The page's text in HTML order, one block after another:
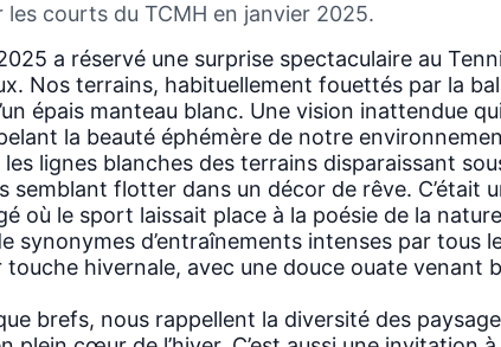
les courts du TCMH en janvier 2025.
a réservé une surprise spectaculaire au
Nos terrains, habituellement fouettés par la
épais manteau blanc. Une vision inattendue
la beauté éphémère de notre
lignes blanches des terrains disparaissant
semblant flotter dans un décor de rêve. C’était
où le sport laissait place à la poésie de la
synonymes d’entraînements intenses par tous
touche hivernale, avec une douce ouate venant
brefs, nous rappellent la diversité des